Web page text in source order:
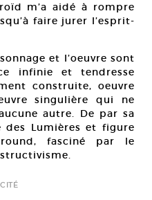
m’a aidé à rompre
faire jurer l’esprit-
et l’oeuvre sont
infinie et tendresse
construite, oeuvre
singulière qui ne
autre. De par sa
Lumières et figure
fasciné par le